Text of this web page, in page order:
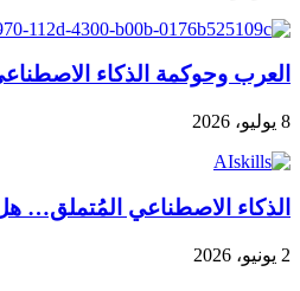
العرب وحوكمة الذكاء
8 يوليو، 2026
الذكاء الاصطناعي المُتملق…
2 يونيو، 2026